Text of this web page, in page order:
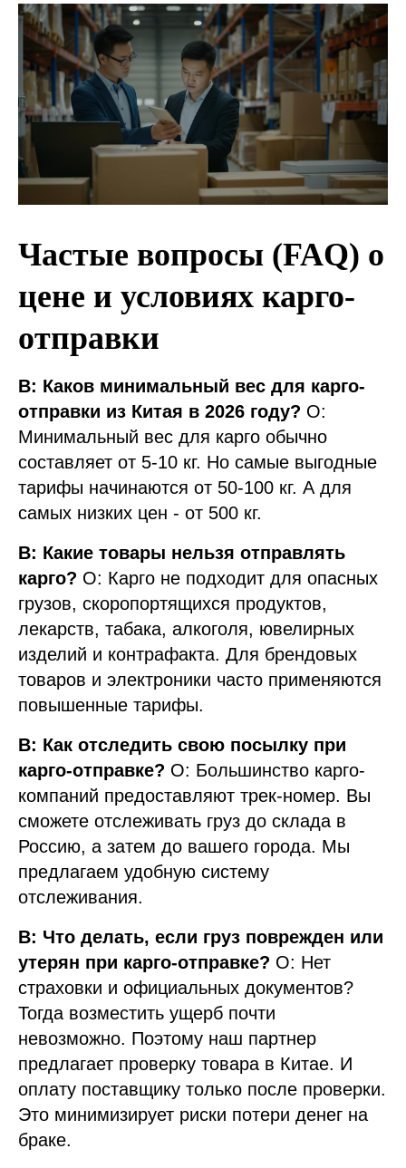
Частые вопросы (FAQ) о
цене и условиях карго-
отправки
В: Каков минимальный вес для карго-
отправки из Китая в 2026 году? О:
Минимальный вес для карго обычно
составляет от 5-10 кг. Но самые выгодные
тарифы начинаются от 50-100 кг. А для
самых низких цен - от 500 кг.
В: Какие товары нельзя отправлять
карго? О: Карго не подходит для опасных
грузов, скоропортящихся продуктов,
лекарств, табака, алкоголя, ювелирных
изделий и контрафакта. Для брендовых
товаров и электроники часто применяются
повышенные тарифы.
В: Как отследить свою посылку при
карго-отправке? О: Большинство карго-
компаний предоставляют трек-номер. Вы
сможете отслеживать груз до склада в
Россию, а затем до вашего города. Мы
предлагаем удобную систему
отслеживания.
В: Что делать, если груз поврежден или
утерян при карго-отправке? О: Нет
страховки и официальных документов?
Тогда возместить ущерб почти
невозможно. Поэтому наш партнер
предлагает проверку товара в Китае. И
оплату поставщику только после проверки.
Это минимизирует риски потери денег на
браке.